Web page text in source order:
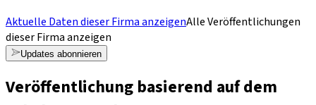
Aktuelle Daten dieser Firma anzeigenAlle Veröffentlichungen
dieser Firma anzeigen
Updates abonnieren
Veröffentlichung basierend auf dem